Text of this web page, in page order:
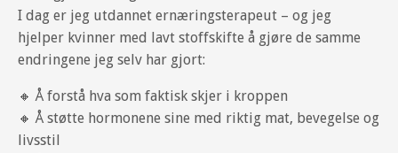
I dag er jeg utdannet ernæringsterapeut – og jeg
hjelper kvinner med lavt stoffskifte å gjøre de samme
endringene jeg selv har gjort:
🔸 Å forstå hva som faktisk skjer i kroppen
🔸 Å støtte hormonene sine med riktig mat, bevegelse og
livsstil